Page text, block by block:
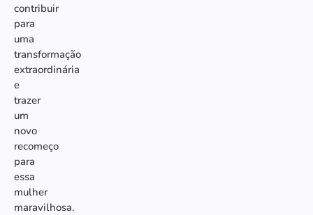
contribuir
para
uma
transformação
extraordinária
e
trazer
um
novo
recomeço
para
essa
mulher
maravilhosa.